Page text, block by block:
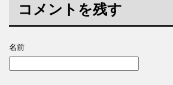
コメントを残す
名前